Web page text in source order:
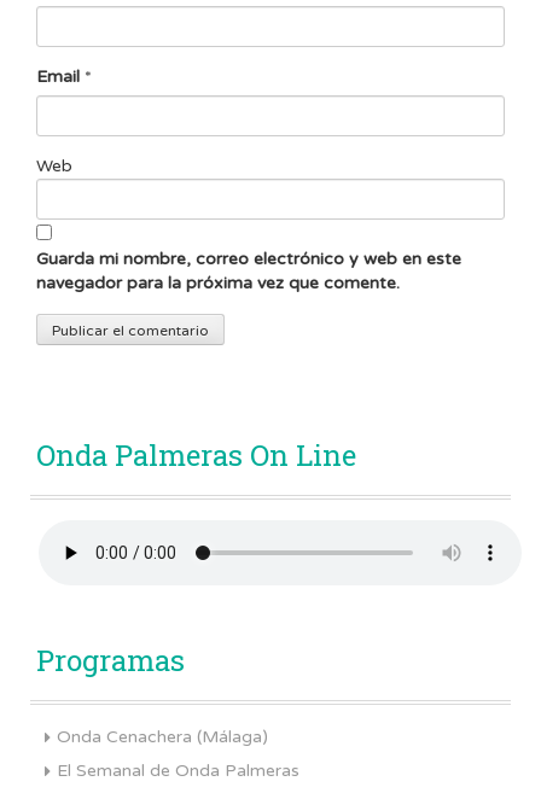
Email *
Web
Guarda mi nombre, correo electrónico y web en este
navegador para la próxima vez que comente.
Onda Palmeras On Line
Programas
Onda Cenachera (Málaga)
El Semanal de Onda Palmeras